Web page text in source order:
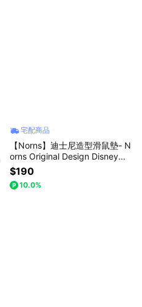
宅配商品
【Norns】迪士尼造型滑鼠墊- N
orns Original Design Disney正
版授權 電腦滑鼠墊 桌墊 小熊維
尼 三眼怪 史迪奇 奇奇蒂蒂 小飛
象(每款式最少需購買2件)
$190
10.0%